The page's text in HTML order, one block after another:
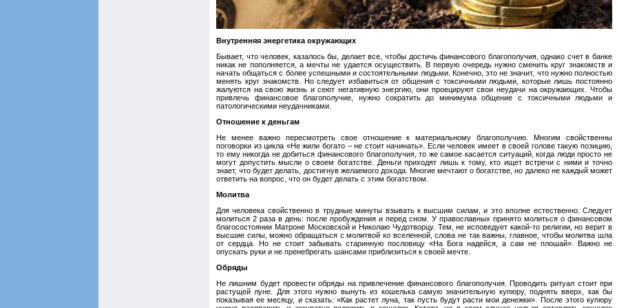
Внутренняя энергетика окружающих
Бывает, что человек, казалось бы, делает все, чтобы достичь финансового благополучия, однако счет в банке
никак не пополняется, а мечты не удается осуществить. В первую очередь нужно сменить круг знакомств и
начать общаться с более успешными и состоятельными людьми. Конечно, это не значит, что нужно полностью
менять круг знакомств. Но следует избавиться от общения с токсичными людьми, которые лишь постоянно
жалуются на свою жизнь и сеют негативную энергию, они проецируют свои неудачи на окружающих. Чтобы
привлечь финансовое благополучие, нужно сократить до минимума общение с токсичными людьми и
патологическими неудачниками.
Отношение к деньгам
Не менее важно пересмотреть свое отношение к материальному благополучию. Многим свойственны
поговорки из цикла «Не жили богато – не стоит начинать». Если человек имеет в своей голове такую позицию,
то ему никогда не добиться финансового благополучия, то же самое касается ситуаций, когда люди просто не
могут допустить мысли о своем богатстве. Деньги приходят лишь к тому, кто ищет встречи с ними и точно
знает, что будет делать, достигнув желаемого дохода. Многие мечтают о богатстве, но далеко не каждый может
ответить на вопрос, что он будет делать с этим богатством.
Молитва
Для человека свойственно в трудные минуты взывать к высшим силам, и это вполне естественно. Следует
молиться 2 раза в день: после пробуждения и перед сном. У православных принято молиться о финансовом
благосостоянии Матроне Московской и Николаю Чудотворцу. Тем, не исповедует какой-то религии, но верит в
высшие силы, можно обращаться с молитвой ко вселенной, слова не так важны, главное, чтобы молитва шла
от сердца. Но не стоит забывать старинную пословицу «На Бога надейся, а сам не плошай». Важно не
опускать руки и не пренебрегать шансами приблизиться к своей мечте.
Обряды
Не лишним будет провести обряды на привлечение финансового благополучия. Проводить ритуал стоит при
растущей луне. Для этого нужно вынуть из кошелька самую значительную купюру, поднять вверх, как бы
показывая ее месяцу, и сказать: «Как растет луна, так пусть будут расти мои денежки». После этого купюру